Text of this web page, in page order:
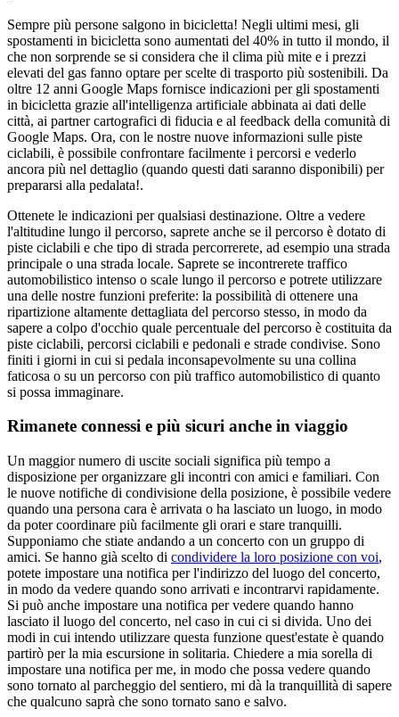
Sempre più persone salgono in bicicletta! Negli ultimi mesi, gli
spostamenti in bicicletta sono aumentati del 40% in tutto il mondo, il
che non sorprende se si considera che il clima più mite e i prezzi
elevati del gas fanno optare per scelte di trasporto più sostenibili. Da
oltre 12 anni Google Maps fornisce indicazioni per gli spostamenti
in bicicletta grazie all'intelligenza artificiale abbinata ai dati delle
città, ai partner cartografici di fiducia e al feedback della comunità di
Google Maps. Ora, con le nostre nuove informazioni sulle piste
ciclabili, è possibile confrontare facilmente i percorsi e vederlo
ancora più nel dettaglio (quando questi dati saranno disponibili) per
prepararsi alla pedalata!.
Ottenete le indicazioni per qualsiasi destinazione. Oltre a vedere
l'altitudine lungo il percorso, saprete anche se il percorso è dotato di
piste ciclabili e che tipo di strada percorrerete, ad esempio una strada
principale o una strada locale. Saprete se incontrerete traffico
automobilistico intenso o scale lungo il percorso e potrete utilizzare
una delle nostre funzioni preferite: la possibilità di ottenere una
ripartizione altamente dettagliata del percorso stesso, in modo da
sapere a colpo d'occhio quale percentuale del percorso è costituita da
piste ciclabili, percorsi ciclabili e pedonali e strade condivise. Sono
finiti i giorni in cui si pedala inconsapevolmente su una collina
faticosa o su un percorso con più traffico automobilistico di quanto
si possa immaginare.
Rimanete connessi e più sicuri anche in viaggio
Un maggior numero di uscite sociali significa più tempo a
disposizione per organizzare gli incontri con amici e familiari. Con
le nuove notifiche di condivisione della posizione, è possibile vedere
quando una persona cara è arrivata o ha lasciato un luogo, in modo
da poter coordinare più facilmente gli orari e stare tranquilli.
Supponiamo che stiate andando a un concerto con un gruppo di
amici. Se hanno già scelto di condividere la loro posizione con voi,
potete impostare una notifica per l'indirizzo del luogo del concerto,
in modo da vedere quando sono arrivati e incontrarvi rapidamente.
Si può anche impostare una notifica per vedere quando hanno
lasciato il luogo del concerto, nel caso in cui ci si divida. Uno dei
modi in cui intendo utilizzare questa funzione quest'estate è quando
partirò per la mia escursione in solitaria. Chiedere a mia sorella di
impostare una notifica per me, in modo che possa vedere quando
sono tornato al parcheggio del sentiero, mi dà la tranquillità di sapere
che qualcuno saprà che sono tornato sano e salvo.